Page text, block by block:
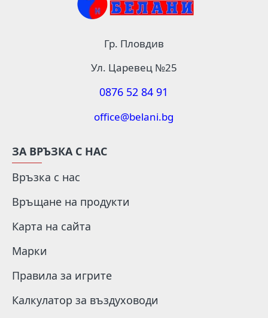
Гр. Пловдив
Ул. Царевец №25
0876 52 84 91
office@belani.bg
ЗА ВРЪЗКА С НАС
Връзка с нас
Връщане на продукти
Карта на сайта
Марки
Правила за игрите
Калкулатор за въздуховоди